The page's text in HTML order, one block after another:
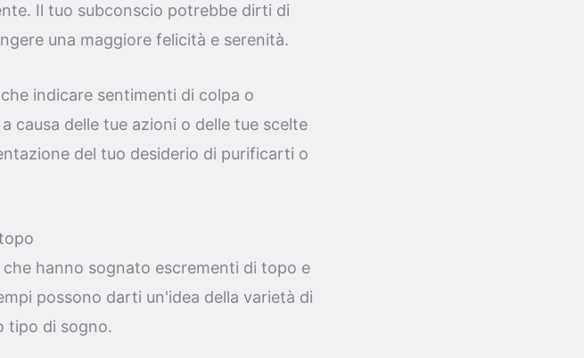
Il tuo subconscio potrebbe dirti di
una maggiore felicità e serenità.
indicare sentimenti di colpa o
causa delle tue azioni o delle tue scelte
del tuo desiderio di purificarti o
hanno sognato escrementi di topo e
possono darti un'idea della varietà di
tipo di sogno.